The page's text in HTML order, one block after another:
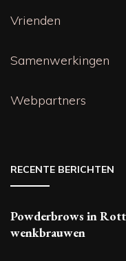
Vrienden
Samenwerkingen
Webpartners
RECENTE BERICHTEN
Powderbrows in
wenkbrauwen